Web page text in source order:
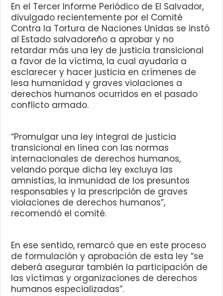
En el Tercer Informe Periódico de El Salvador,
divulgado recientemente por el Comité
Contra la Tortura de Naciones Unidas se instó
al Estado salvadoreño a aprobar y no
retardar más una ley de justicia transicional
a favor de la víctima, la cual ayudaría a
esclarecer y hacer justicia en crímenes de
lesa humanidad y graves violaciones a
derechos humanos ocurridos en el pasado
conflicto armado.
“Promulgar una ley integral de justicia
transicional en línea con las normas
internacionales de derechos humanos,
velando porque dicha ley excluya las
amnistías, la inmunidad de los presuntos
responsables y la prescripción de graves
violaciones de derechos humanos”,
recomendó el comité.
En ese sentido, remarcó que en este proceso
de formulación y aprobación de esta ley “se
deberá asegurar también la participación de
las víctimas y organizaciones de derechos
humanos especializadas”.